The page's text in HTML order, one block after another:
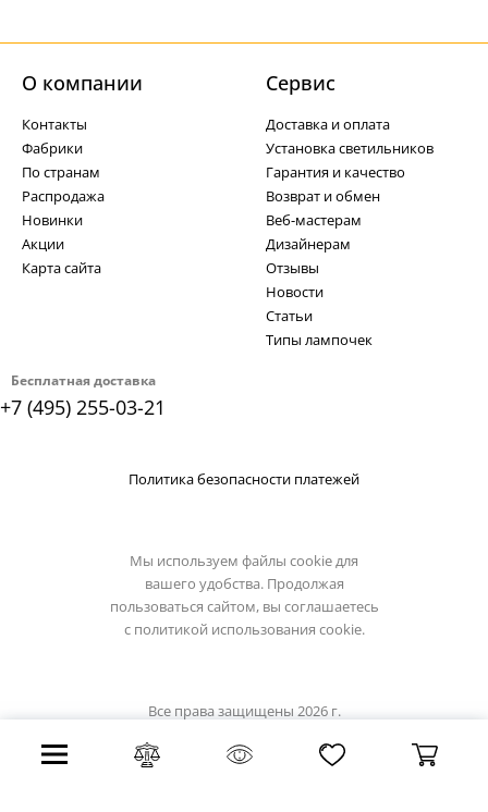
Бесплатная доставка
+7 (495) 255-03-21
О компании
Контакты
Фабрики
По странам
Распродажа
Новинки
Акции
Карта сайта
Cервис
Доставка и оплата
Установка светильников
Гарантия и качество
Возврат и обмен
Веб-мастерам
Дизайнерам
Отзывы
Новости
Статьи
Типы лампочек
Политика безопасности платежей
Мы используем файлы cookie для
вашего удобства. Продолжая
пользоваться сайтом, вы соглашаетесь
с политикой использования cookie.
Все права защищены 2026 г.